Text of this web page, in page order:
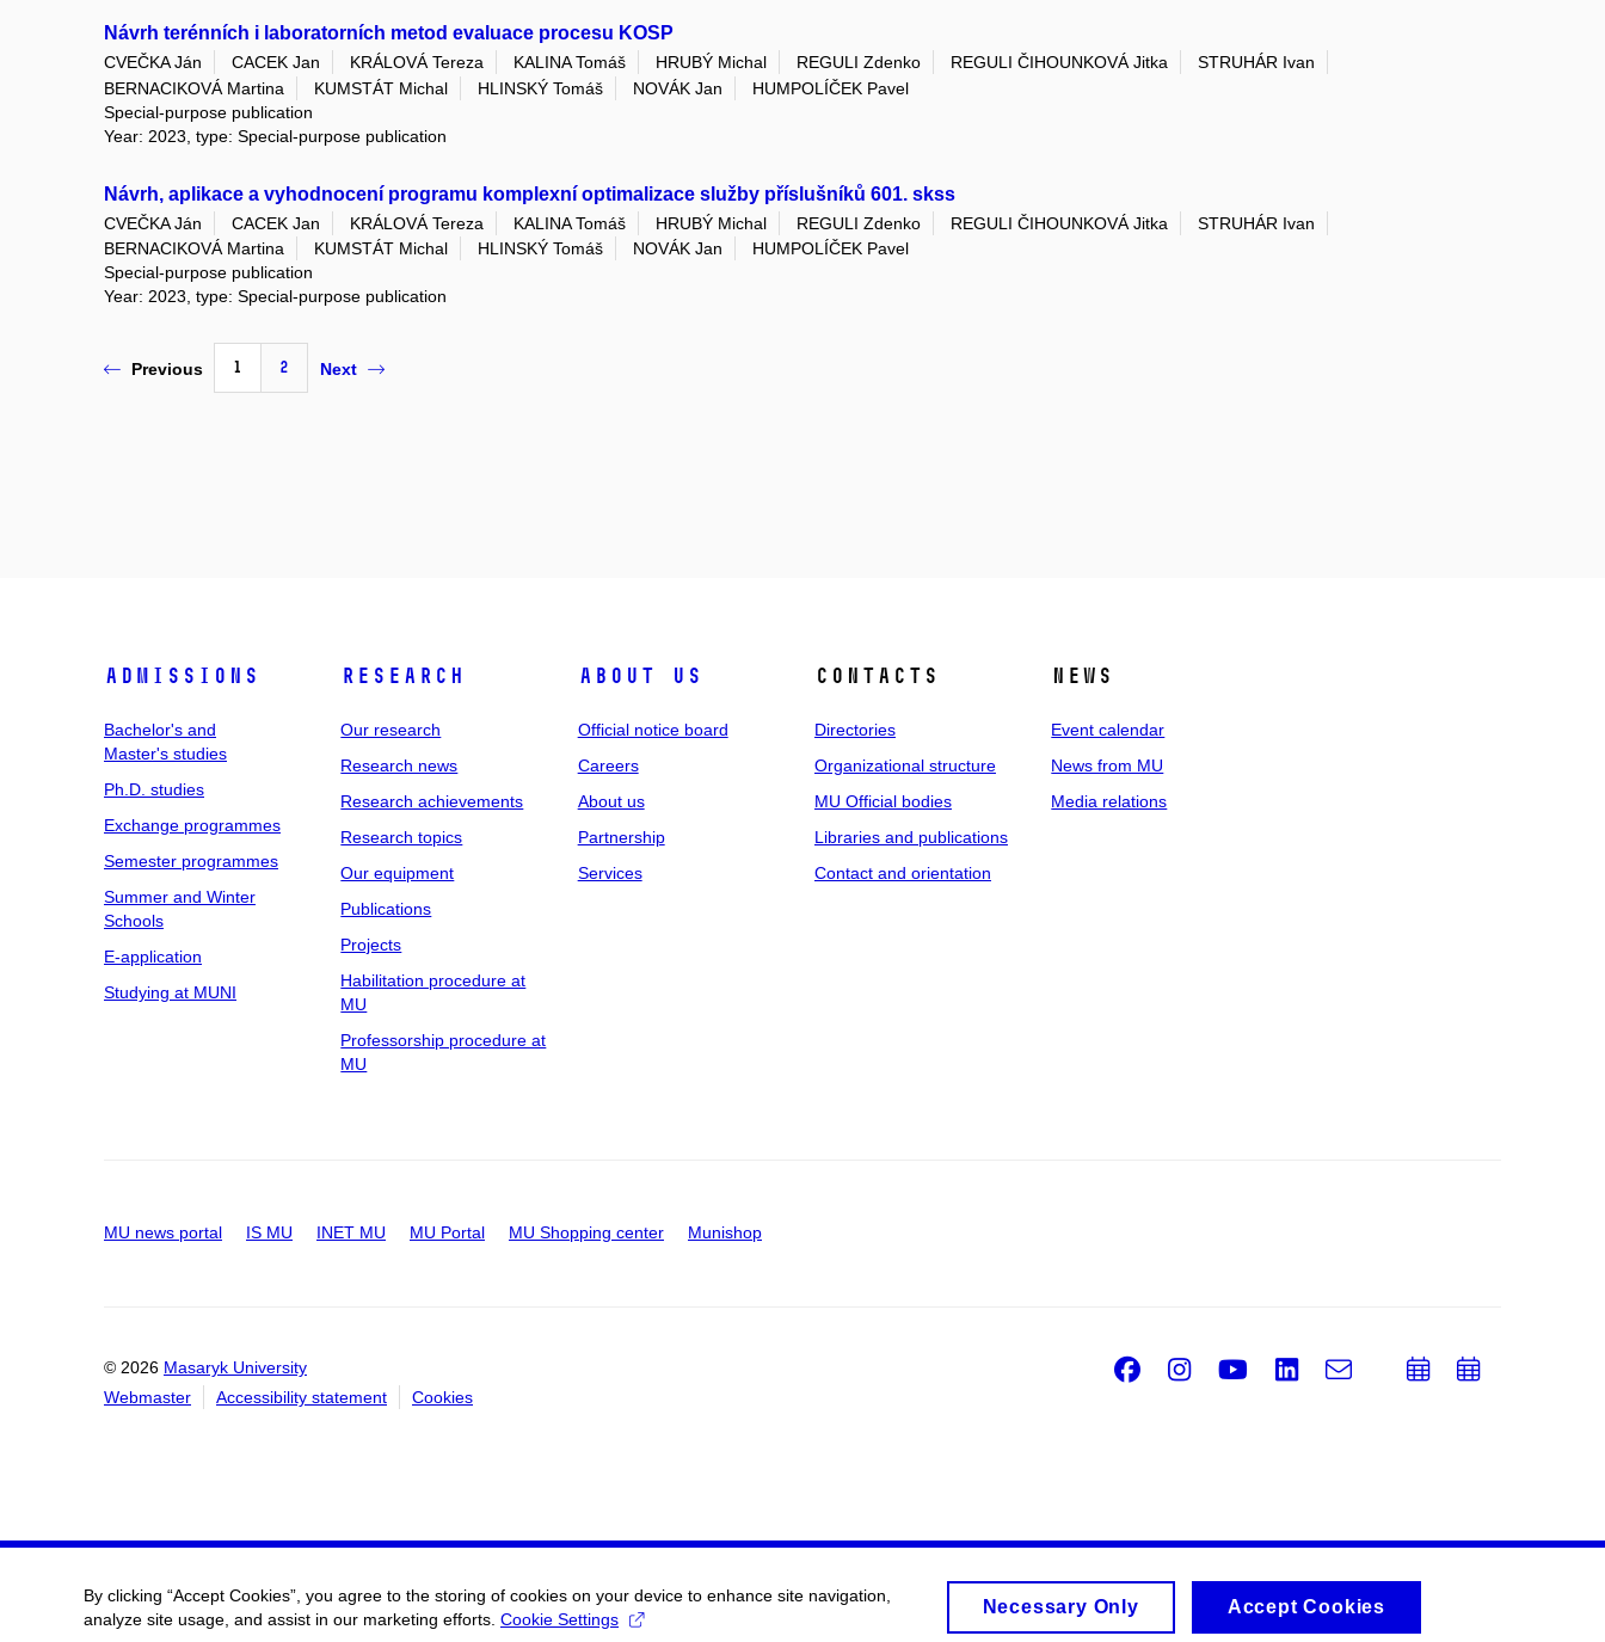
Návrh terénních i laboratorních metod evaluace procesu KOSP
CVEČKA Ján CACEK Jan KRÁLOVÁ Tereza KALINA Tomáš HRUBÝ Michal REGULI Zdenko REGULI ČIHOUNKOVÁ Jitka
STRUHÁR Ivan
BERNACIKOVÁ Martina
KUMSTÁT Michal HLINSKÝ Tomáš NOVÁK Jan
HUMPOLÍČEK Pavel
Special-purpose publication
Year: 2023, type: Special-purpose publication
Návrh, aplikace a vyhodnocení programu komplexní optimalizace služby příslušníků 601. skss
CVEČKA Ján CACEK Jan KRÁLOVÁ Tereza KALINA Tomáš HRUBÝ Michal REGULI Zdenko REGULI ČIHOUNKOVÁ Jitka
STRUHÁR Ivan
BERNACIKOVÁ Martina
KUMSTÁT Michal HLINSKÝ Tomáš NOVÁK Jan
HUMPOLÍČEK Pavel
Special-purpose publication
Year: 2023, type: Special-purpose publication
Previous 1 2 Next
Admissions
Bachelor's and
Master's studies
Ph.D. studies
Exchange programmes
Semester programmes
Summer and Winter
Schools
E-application
Studying at MUNI
Research
Our research
Research news
Research achievements
Research topics
Our equipment
Publications
Projects
Habilitation procedure at
MU
Professorship procedure at
MU
About us
Official notice board
Careers
About us
Partnership
Services
Contacts
Directories
Organizational structure
MU Official bodies
Libraries and publications
Contact and orientation
News
Event calendar
News from MU
Media relations
MU news portal IS MU INET MU MU Portal MU Shopping center Munishop
© 2026 Masaryk University
Webmaster
Accessibility statement Cookies
Facebook
Instagram
Youtube
LinkedIn
e-
AddAdd
By clicking “Accept Cookies”, you agree to the storing of cookies on your device to enhance site navigation,
analyze site usage, and assist in our marketing efforts. Cookie Settings
Necessary Only Accept Cookies